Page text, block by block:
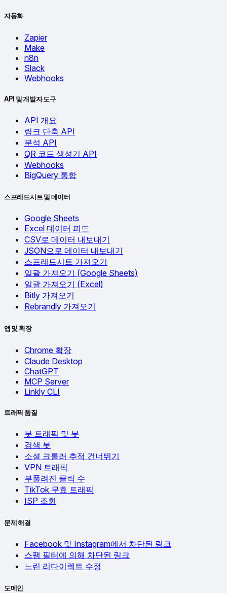
자동화
Zapier
Make
n8n
Slack
Webhooks
API 및 개발자 도구
API 개요
링크 단축 API
분석 API
QR 코드 생성기 API
Webhooks
BigQuery 통합
스프레드시트 및 데이터
Google Sheets
Excel 데이터 피드
CSV로 데이터 내보내기
JSON으로 데이터 내보내기
스프레드시트 가져오기
일괄 가져오기 (Google Sheets)
일괄 가져오기 (Excel)
Bitly 가져오기
Rebrandly 가져오기
앱 및 확장
Chrome 확장
Claude Desktop
ChatGPT
MCP Server
Linkly CLI
트래픽 품질
봇 트래픽 및 봇
검색 봇
소셜 크롤러 추적 건너뛰기
VPN 트래픽
부풀려진 클릭 수
TikTok 무효 트래픽
ISP 조회
문제 해결
Facebook 및 Instagram에서 차단된 링크
스팸 필터에 의해 차단된 링크
느린 리다이렉트 수정
도메인